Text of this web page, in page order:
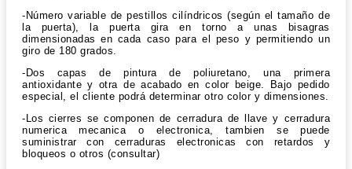
-Número variable de pestillos cilíndricos (según el tamaño de
la puerta), la puerta gira en torno a unas bisagras
dimensionadas en cada caso para el peso y permitiendo un
giro de 180 grados.
-Dos capas de pintura de poliuretano, una primera
antioxidante y otra de acabado en color beige. Bajo pedido
especial, el cliente podrá determinar otro color y dimensiones.
-Los cierres se componen de cerradura de llave y cerradura
numerica mecanica o electronica, tambien se puede
suministrar con cerraduras electronicas con retardos y
bloqueos o otros (consultar)